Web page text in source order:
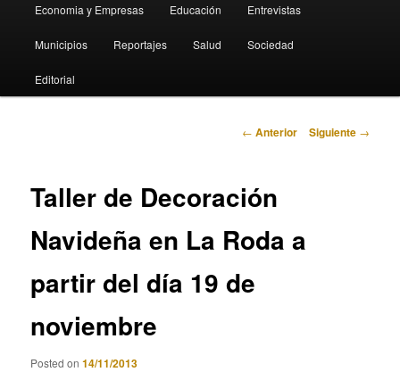
Economia y Empresas Educación Entrevistas
Municipios Reportajes Salud Sociedad
Editorial
Navegación
← Anterior Siguiente →
Taller de Decoración
Navideña en La Roda a
partir del día 19 de
noviembre
Posted on14/11/2013